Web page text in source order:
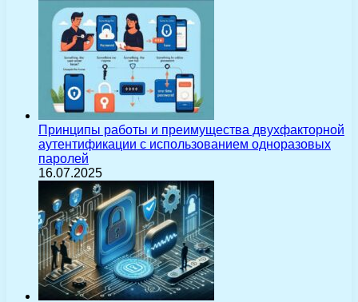
Принципы работы и преимущества двухфакторной
аутентификации с использованием одноразовых
паролей
16.07.2025